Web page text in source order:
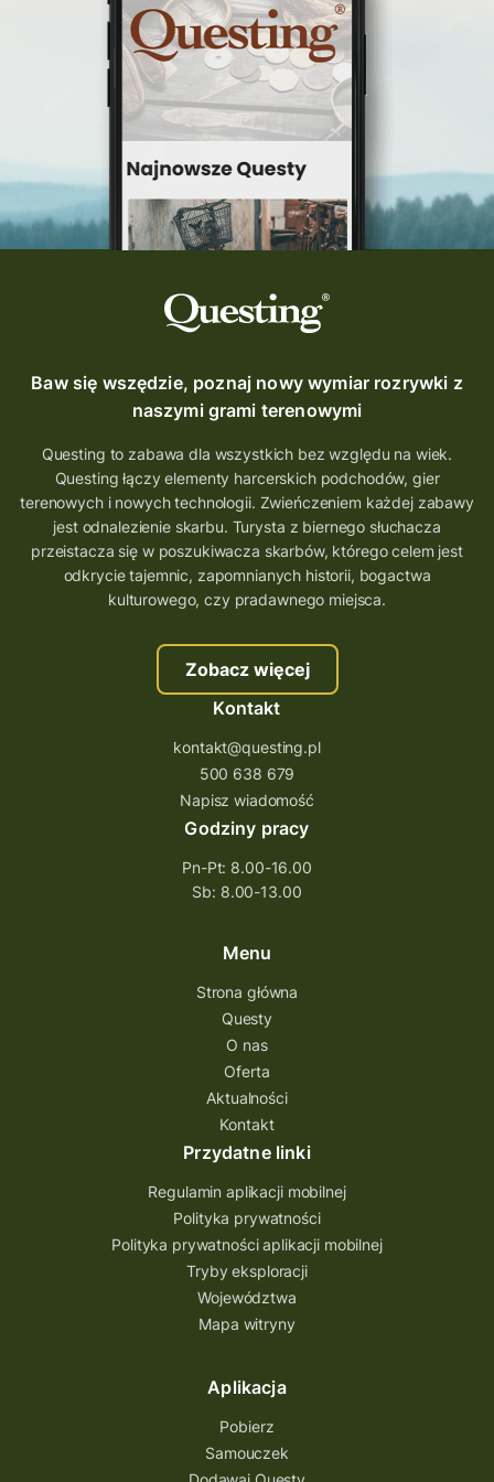
questinggryterenowe
Questing Świętokrzyskie
questing śląskie
Quest Szlak Przygody
przygoda
nowy quest
najlepsze questy
wycieczki
turystyka przygodowa
Szlak Przygody
szkolenie
szkło
scieżka questingowa
questy w Polsce
questujznami
QUESTOMANIA
questing.pl
Quest Koziołek Matołek
gra miejska
co zobaczyć na Śląsku
aplikacja questy
aplikacja gry terenowe
wielkopolskie questy
wakacje z questami
trenerzy questingu
szkolenie tworzenie questów
szkolenie questing
Stefan Żeromski
ścieżka
Rzeszów
questy świętokrzyskie
questujwpolsce
questuj z nami
questingwyprawa po skarb
questingowy projekt współpracy
questing wielkopolska
Questing Przecławski
Questing Łódzkie
questing gry terenowe
Quest Świętokrzyskie
quest na szlaku Przygody
Quest Bolestraszyce
Quest Arboretum
Przecław Quest
projekt
Pogórze Dynowskie
Partnerstwo Questingu
Park Etnograficzny w Tokarni
Park Etnograficzny
natura
mazowieckie
Hutniczy Ostrowiec
gry terenowe
Baw się wszędzie, poznaj nowy wymiar rozrywki z
naszymi grami terenowymi
Questing to zabawa dla wszystkich bez względu na wiek.
Questing łączy elementy harcerskich podchodów, gier
terenowych i nowych technologii. Zwieńczeniem każdej zabawy
jest odnalezienie skarbu. Turysta z biernego słuchacza
przeistacza się w poszukiwacza skarbów, którego celem jest
odkrycie tajemnic, zapomnianych historii, bogactwa
kulturowego, czy pradawnego miejsca.
Zobacz więcej
Kontakt
kontakt@questing.pl
500 638 679
Napisz wiadomość
Godziny pracy
Pn-Pt: 8.00-16.00
Sb: 8.00-13.00
Menu
Strona główna
Questy
O nas
Oferta
Aktualności
Kontakt
Przydatne linki
Regulamin aplikacji mobilnej
Polityka prywatności
Polityka prywatności aplikacji mobilnej
Tryby eksploracji
Województwa
Mapa witryny
Aplikacja
Pobierz
Samouczek